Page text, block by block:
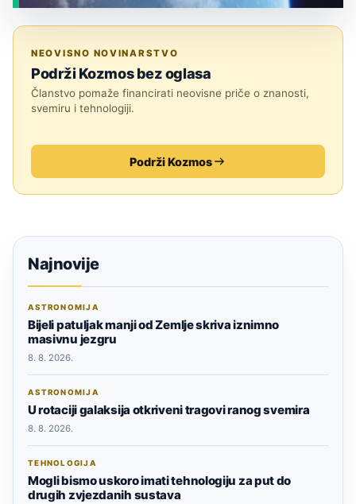
NEOVISNO NOVINARSTVO
Podrži Kozmos bez oglasa
Članstvo pomaže financirati neovisne priče o znanosti,
svemiru i tehnologiji.
Podrži Kozmos
Najnovije
ASTRONOMIJA
Bijeli patuljak manji od Zemlje skriva iznimno
masivnu jezgru
8. 8. 2026.
ASTRONOMIJA
U rotaciji galaksija otkriveni tragovi ranog svemira
8. 8. 2026.
TEHNOLOGIJA
Mogli bismo uskoro imati tehnologiju za put do
drugih zvjezdanih sustava